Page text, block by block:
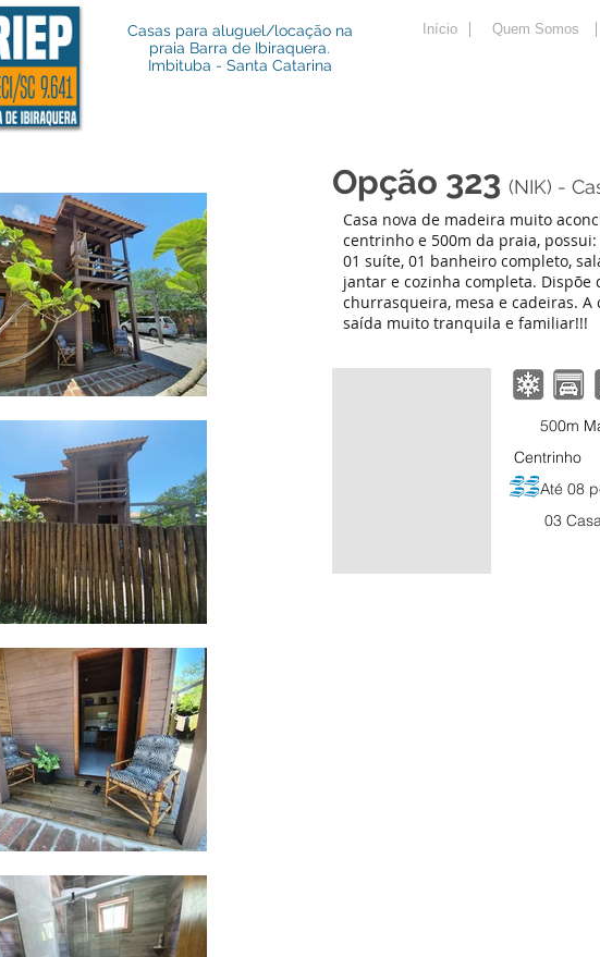
Casas para aluguel/locação na
praia Barra de Ibiraquera.
Imbituba - Santa Catarina
Início Quem Somos
Opção 323 (NIK) -
Casa nova de madeira muito
centrinho e 500m da praia,
01 suíte, 01 banheiro completo,
jantar e cozinha completa. Dispõe
churrasqueira, mesa e cadeiras.
saída muito tranquila e familiar!!!
500m
Centrinho
Até 08
03 Casal